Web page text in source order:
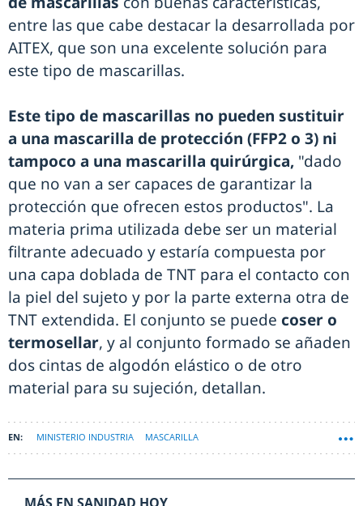
entre las que cabe destacar la desarrollada por
AITEX, que son una excelente solución para
este tipo de mascarillas.
Este tipo de mascarillas no pueden sustituir
a una mascarilla de protección (FFP2 o 3) ni
tampoco a una mascarilla quirúrgica, "dado
que no van a ser capaces de garantizar la
protección que ofrecen estos productos". La
materia prima utilizada debe ser un material
filtrante adecuado y estaría compuesta por
una capa doblada de TNT para el contacto con
la piel del sujeto y por la parte externa otra de
TNT extendida. El conjunto se puede coser o
termosellar, y al conjunto formado se añaden
dos cintas de algodón elástico o de otro
material para su sujeción, detallan.
MINISTERIO INDUSTRIA MASCARILLA